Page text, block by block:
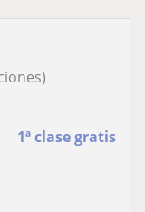
1ª clase gratis